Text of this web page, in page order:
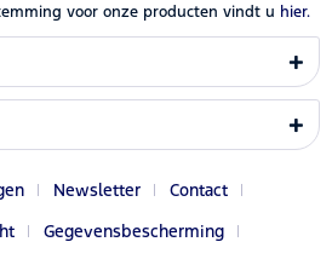
voor onze producten vindt u hier.
Newsletter
Contact
Gegevensbescherming